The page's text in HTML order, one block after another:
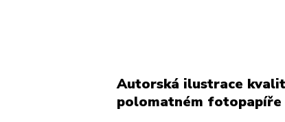
Autorská ilustrace
polomatném fotopapíře